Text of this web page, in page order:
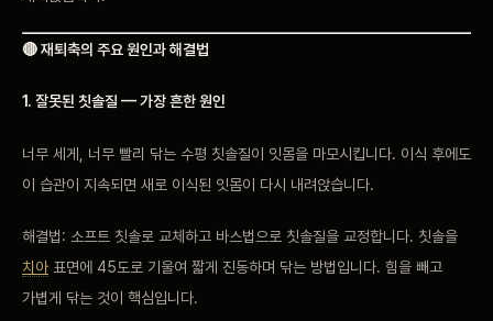
🔴 재퇴축의 주요 원인과 해결법
1. 잘못된 칫솔질 — 가장 흔한 원인
너무 세게, 너무 빨리 닦는 수평 칫솔질이 잇몸을 마모시킵니다. 이식 후에도
이 습관이 지속되면 새로 이식된 잇몸이 다시 내려앉습니다.
해결법: 소프트 칫솔로 교체하고 바스법으로 칫솔질을 교정합니다. 칫솔을
치아 표면에 45도로 기울여 짧게 진동하며 닦는 방법입니다. 힘을 빼고
가볍게 닦는 것이 핵심입니다.